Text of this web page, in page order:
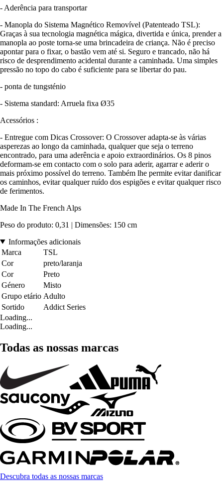
- Aderência para transportar
- Manopla do Sistema Magnético Removível (Patenteado TSL):
Graças à sua tecnologia magnética mágica, divertida e única, prender a
manopla ao poste torna-se uma brincadeira de criança. Não é preciso
apontar para o fixar, o bastão vem até si. Seguro e trancado, não há
risco de desprendimento acidental durante a caminhada. Uma simples
pressão no topo do cabo é suficiente para se libertar do pau.
- ponta de tungsténio
- Sistema standard: Arruela fixa Ø35
Acessórios :
- Entregue com Dicas Crossover: O Crossover adapta-se às várias
asperezas ao longo da caminhada, qualquer que seja o terreno
encontrado, para uma aderência e apoio extraordinários. Os 8 pinos
deformam-se em contacto com o solo para aderir, agarrar e aderir o
mais próximo possível do terreno. Também lhe permite evitar danificar
os caminhos, evitar qualquer ruído dos espigões e evitar qualquer risco
de ferimentos.
Made In The French Alps
Peso do produto: 0,31 | Dimensões: 150 cm
Informações adicionais
Marca
TSL
Cor
preto/laranja
Cor
Preto
Género
Misto
Grupo etário Adulto
Sortido
Addict Series
Loading...
Loading...
Todas as nossas marcas
Descubra todas as nossas marcas